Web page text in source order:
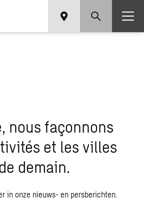
nous façonnons
et les villes
demain.
in onze nieuws- en persberichten.